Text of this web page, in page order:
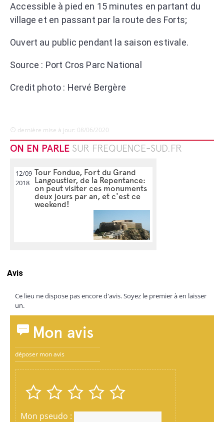
Accessible à pied en 15 minutes en partant du
village et en passant par la route des Forts;
Ouvert au public pendant la saison estivale.
Source : Port Cros Parc National
Credit photo : Hervé Bergère
dernière mise à jour: 08/06/2020
ON EN PARLE SUR FREQUENCE-SUD.FR
12/09
2018
Tour Fondue, Fort du Grand
Langoustier, de la Repentance:
on peut visiter ces monuments
deux jours par an, et c'est ce
weekend!
Avis
Ce lieu ne dispose pas encore d'avis. Soyez le premier à en laisser
un.
Mon avis
déposer mon avis
Mon pseudo :